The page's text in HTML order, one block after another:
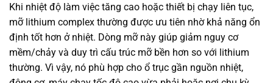
Khi nhiệt độ làm việc tăng cao hoặc thiết bị chạy liên tục,
mỡ lithium complex thường được ưu tiên nhờ khả năng ổn
định tốt hơn ở nhiệt. Dòng mỡ này giúp giảm nguy cơ
mềm/chảy và duy trì cấu trúc mỡ bền hơn so với lithium
thường. Vì vậy, nó phù hợp cho ổ trục gần nguồn nhiệt,